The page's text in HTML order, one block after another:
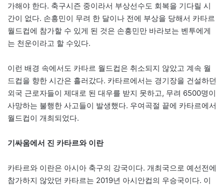
가해야 한다. 축구시즌 중이라서 부상선수도 회복을 기다릴 시
간이 없다. 손흥민이 무려 한 달이나 전에 부상을 당해서 카타르
월드컵에 참가할 수 있게 된 것은 손흥민만 바라보는 벤투에게
는 천운이라고 할 수있다.
이런 배경 속에서도 카타르 월드컵은 취소되지 않았고 계속 월
드컵을 향한 시간은 흘러갔다. 카타르에서는 경기장을 건설하던
외국 근로자들이 제대로 된 대우를 받지 못하고, 무려 6500명이
사망하는 불행한 사고들이 발생했다. 우여곡절 끝에 카타르에서
월드컵이 개최되었다.
기싸움에서 진 카타르와 이란
카타르와 이란은 아시아 축구의 강국이다. 개최국으로 예선전에
참가하지 않았던 카타르는 2019년 아시안컵의 우승국이다. 이